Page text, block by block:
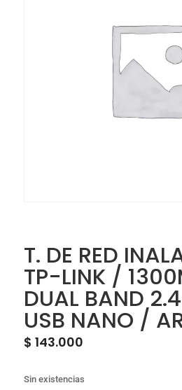
T. DE RED
TP-LINK /
DUAL BAND
USB NANO /
$ 143.000
Sin existencias